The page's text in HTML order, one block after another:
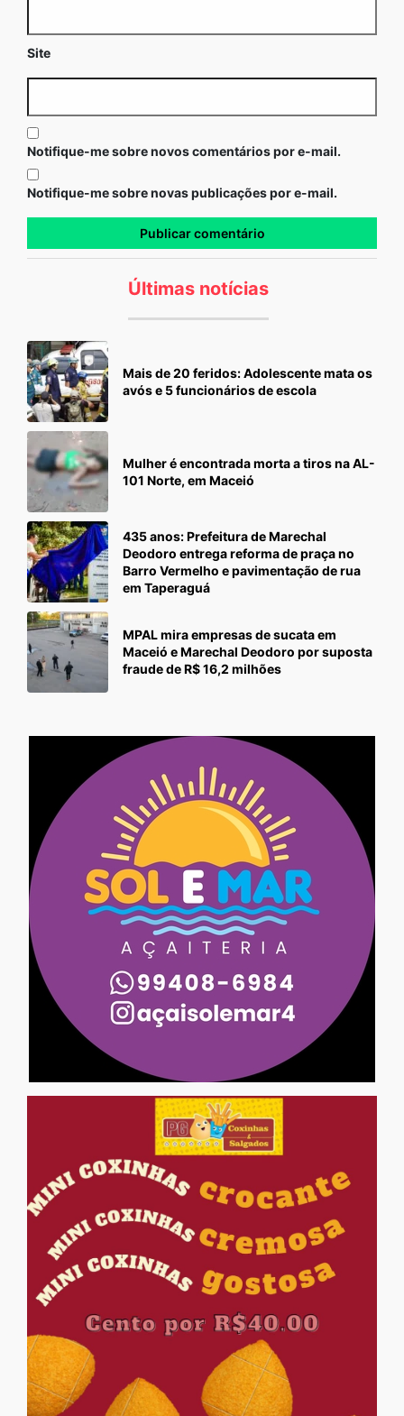
Site
Notifique-me sobre novos comentários por e-mail.
Notifique-me sobre novas publicações por e-mail.
Últimas notícias
Mais de 20 feridos: Adolescente mata os
avós e 5 funcionários de escola
Mulher é encontrada morta a tiros na AL-
101 Norte, em Maceió
435 anos: Prefeitura de Marechal
Deodoro entrega reforma de praça no
Barro Vermelho e pavimentação de rua
em Taperaguá
MPAL mira empresas de sucata em
Maceió e Marechal Deodoro por suposta
fraude de R$ 16,2 milhões